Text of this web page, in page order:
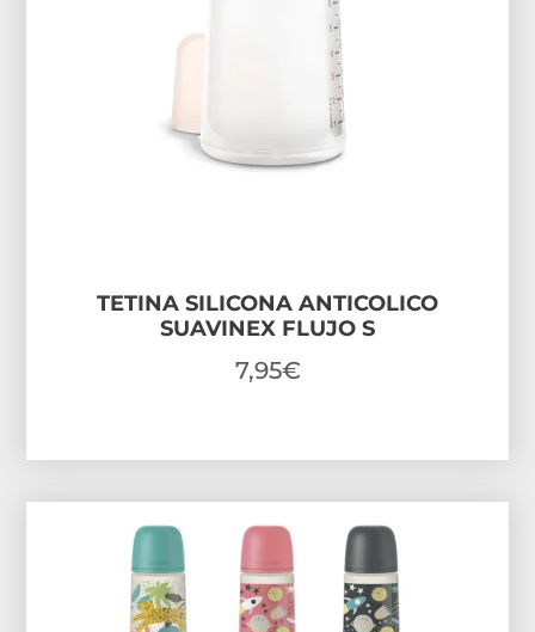
TETINA SILICONA ANTICOLICO
SUAVINEX FLUJO S
7,95€